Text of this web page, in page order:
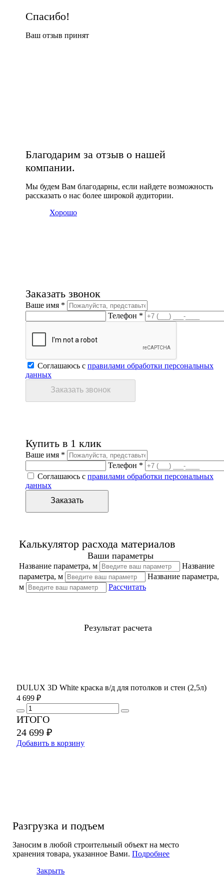
Спасибо!
Ваш отзыв принят
Благодарим за отзыв о нашей
компании.
Мы будем Вам благодарны, если найдете возможность
рассказать о нас более широкой аудитории.
Хорошо
Заказать звонок
Ваше имя *
Телефон *
Соглашаюсь с правилами обработки персональных
данных
Купить в 1 клик
Ваше имя *
Телефон *
Соглашаюсь с правилами обработки персональных
данных
Калькулятор расхода материалов
Ваши параметры
Название параметра, м
Название
параметра, м
Название параметра,
м
Рассчитать
Результат расчета
DULUX 3D White краска в/д для потолков и стен (2,5л)
4 699 ₽
ИТОГО
24 699 ₽
Добавить в корзину
Разгрузка и подъем
Заносим в любой строительный объект на место
хранения товара, указанное Вами.Подробнее
Закрыть